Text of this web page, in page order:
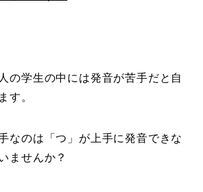
の学生の中には発音が苦手だと自
す。
なのは「つ」が上手に発音できな
ませんか？